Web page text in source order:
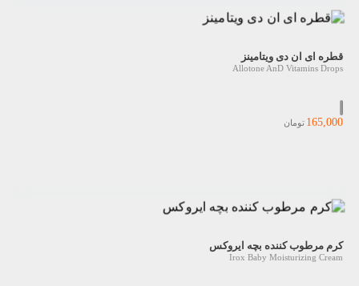
قطره ای ان دی ویتامینز
Allotone AnD Vitamins Drops
165,000 تومان
کرم مرطوب کننده بچه ایروکس
Irox Baby Moisturizing Cream